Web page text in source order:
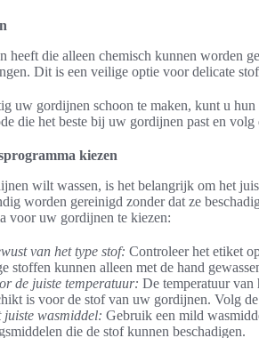
heeft die alleen chemisch kunnen worden
Dit is een veilige optie voor delicate
uw gordijnen schoon te maken, kunt u
die het beste bij uw gordijnen past en
kiezen
wilt wassen, is het belangrijk om het
worden gereinigd zonder dat ze
voor uw gordijnen te kiezen:
van het type stof: Controleer het etiket
stoffen kunnen alleen met de hand
de juiste temperatuur: De temperatuur van
is voor de stof van uw gordijnen. Volg
juiste wasmiddel: Gebruik een mild
die de stof kunnen beschadigen.